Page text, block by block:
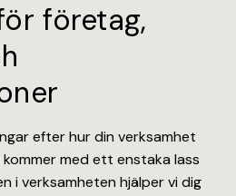
företag,
efter hur din verksamhet
med ett enstaka lass
i verksamheten hjälper vi dig